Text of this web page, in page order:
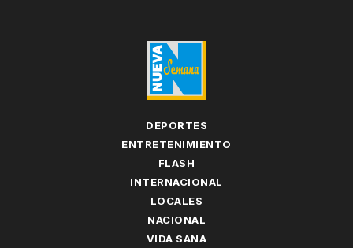
DEPORTES
ENTRETENIMIENTO
FLASH
INTERNACIONAL
LOCALES
NACIONAL
VIDA SANA